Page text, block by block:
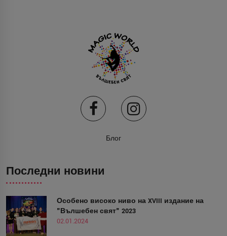
Блог
Последни новини
Особено високо ниво на XVIII издание на
"Вълшебен свят" 2023
02.01.2024